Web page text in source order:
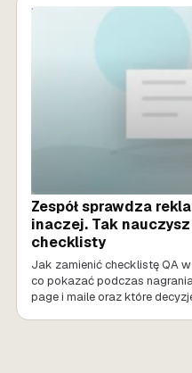
MARKETING AI
Zespół sprawdza
inaczej. Tak
checklisty
Jak zamienić checklistę QA
co pokazać podczas
page i maile oraz które